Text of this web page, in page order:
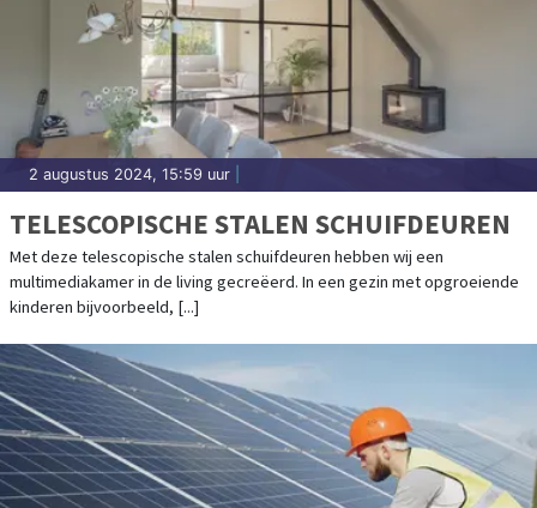
2 augustus 2024, 15:59 uur
TELESCOPISCHE STALEN SCHUIFDEUREN
Met deze telescopische stalen schuifdeuren hebben wij een
multimediakamer in de living gecreëerd. In een gezin met opgroeiende
kinderen bijvoorbeeld, [...]